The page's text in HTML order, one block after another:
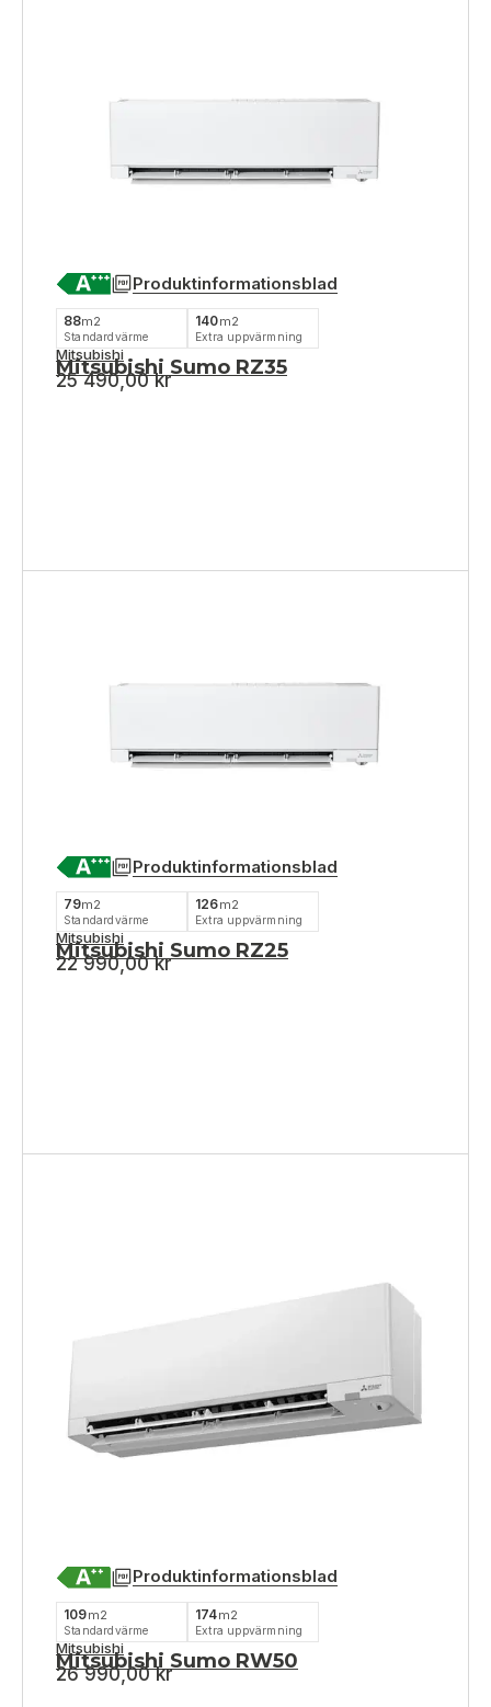
Produktinformationsblad
88m2
Standardvärme
140m2
Extra uppvärmning
Mitsubishi
Mitsubishi Sumo RZ35
25 490,00kr
Produktinformationsblad
79m2
Standardvärme
126m2
Extra uppvärmning
Mitsubishi
Mitsubishi Sumo RZ25
22 990,00kr
Produktinformationsblad
109m2
Standardvärme
174m2
Extra uppvärmning
Mitsubishi
Mitsubishi Sumo RW50
26 990,00kr